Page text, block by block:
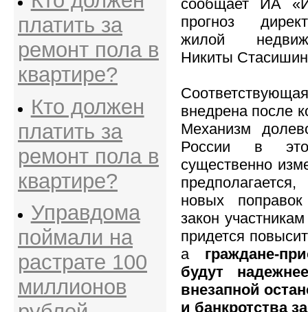
платить за
ремонт пола в
квартире?
Кто должен
платить за
ремонт пола в
квартире?
Управдома
поймали на
растрате 100
миллионов
сообщает ИА
прогноз
жилой
Никиты
внедрена после
Механизм
России в
существенно
новых
закон
придется
а граждане-
будут
внезапной
и банкротства